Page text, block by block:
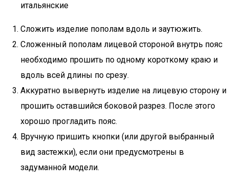
итальянские
Сложить изделие пополам вдоль и заутюжить.
Сложенный пополам лицевой стороной внутрь пояс
необходимо прошить по одному короткому краю и
вдоль всей длины по срезу.
Аккуратно вывернуть изделие на лицевую сторону и
прошить оставшийся боковой разрез. После этого
хорошо прогладить пояс.
Вручную пришить кнопки (или другой выбранный
вид застежки), если они предусмотрены в
задуманной модели.